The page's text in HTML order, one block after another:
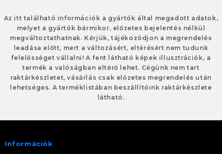
Az itt található információk a gyártók által megadott adatok,
melyet a gyártók bármikor, előzetes bejelentés nélkül
megváltoztathatnak. Kérjük, tájékozódjon a megrendelés
leadása előtt, mert a változásért, eltérésért nem tudunk
felelősséget vállalni! A fent látható képek illusztrációk, a
termék a valóságban eltérő lehet. Cégünk nem tart
raktárkészletet, vásárlás csak előzetes megrendelés után
lehetséges. A terméklistában beszállítóink raktárkészlete
látható.
Információk